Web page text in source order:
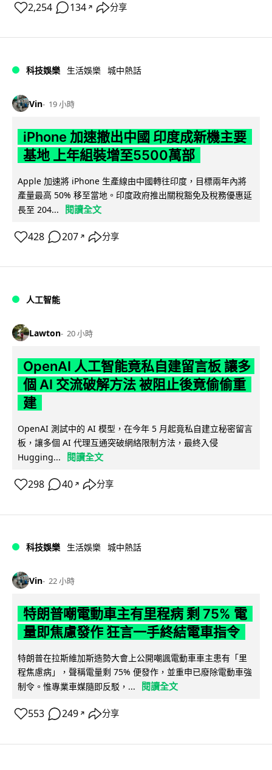
2,254 134 ↗ 分享
科技娛樂 生活娛樂 城中熱話
Vin 19 小時
iPhone 加速撤出中國 印度成新機主要
基地 上年組裝增至5500萬部
Apple 加速將 iPhone 生產線由中國轉往印度，目標兩年內將
產量最高 50% 移至當地。印度政府推出關稅豁免及稅務優惠延
長至 204...
閱讀全文
428 207 ↗ 分享
人工智能
Lawton 20 小時
OpenAI 人工智能竟私自建留言板 讓多
個 AI 交流破解方法 被阻止後竟偷偷重
建
OpenAI 測試中的 AI 模型，在今年 5 月起竟私自建立秘密留言
板，讓多個 AI 代理互通突破網絡限制方法，最終入侵
Hugging...
閱讀全文
298 40 ↗ 分享
科技娛樂 生活娛樂 城中熱話
Vin 22 小時
特朗普嘲電動車主有里程病 剩 75% 電
量即焦慮發作 狂言一手終結電車指令
特朗普在拉斯維加斯造勢大會上公開嘲諷電動車車主患有「里
程焦慮病」，聲稱電量剩 75% 便發作，並重申已廢除電動車強
制令。惟專業車媒隨即反駁，...
閱讀全文
553 249 ↗ 分享